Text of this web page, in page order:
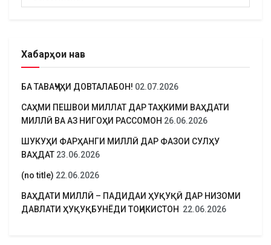
Хабарҳои нав
БА ТАВАҶҶУҲИ ДОВТАЛАБОН! 02.07.2026
САҲМИ ПЕШВОИ МИЛЛАТ ДАР ТАҲКИМИ ВАҲДАТИ
МИЛЛӢ ВА АЗ НИГОҲИ РАССОМОН 26.06.2026
ШУКУҲИ ФАРҲАНГИ МИЛЛӢ ДАР ФАЗОИ СУЛҲУ
ВАҲДАТ 23.06.2026
(no title) 22.06.2026
ВАҲДАТИ МИЛЛӢ – ПАДИДАИ ҲУҚУҚӢ ДАР НИЗОМИ
ДАВЛАТИ ҲУҚУҚБУНЁДИ ТОҶИКИСТОН 22.06.2026